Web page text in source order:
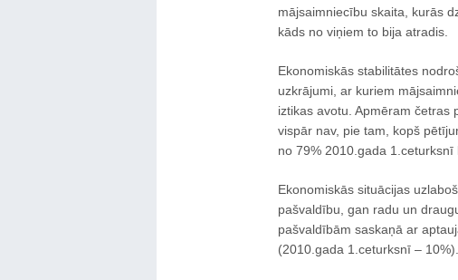
mājsaimniecību skaita, kurās
kāds no viņiem to bija atradis.
Ekonomiskās stabilitātes
uzkrājumi, ar kuriem
iztikas avotu. Apmēram četras
vispār nav, pie tam, kopš
no 79% 2010.gada
Ekonomiskās situācijas
pašvaldību, gan radu un
pašvaldībām saskaņā ar
(2010.gada 1.ceturksnī – 10%).